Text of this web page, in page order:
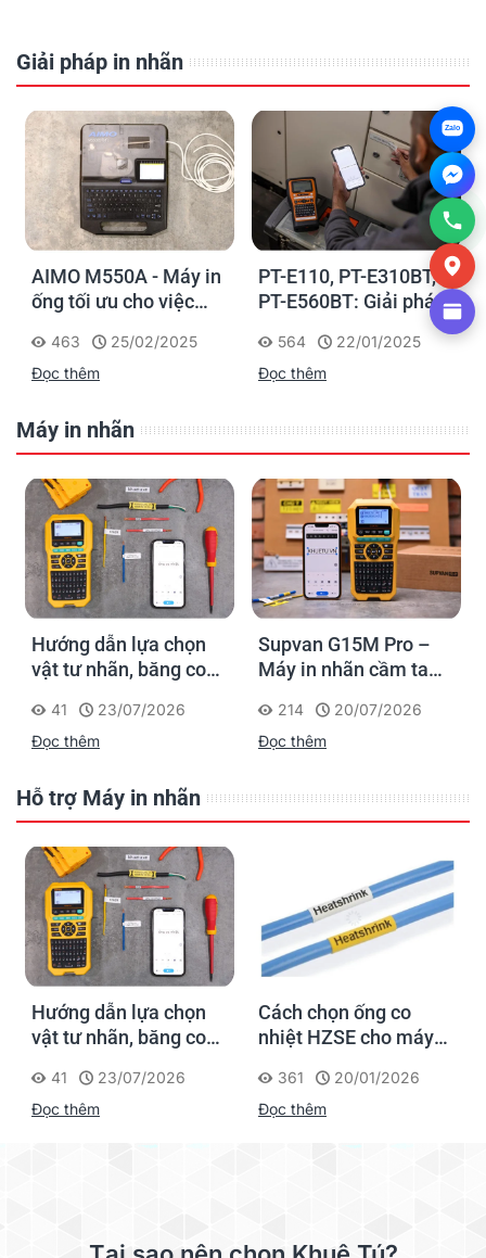
Giải pháp in nhãn
AIMO M550A - Máy in
ống tối ưu cho việc
nhận diện cáp điện,
cáp mạng
463
25/02/2025
Đọc thêm
PT-E110, PT-E310BT,
PT-E560BT: Giải pháp
in nhãn cầm tay công
nghiệp của Brother
564
22/01/2025
Đọc thêm
Máy in nhãn
Hướng dẫn lựa chọn
vật tư nhãn, băng co
Supvan G15M Pro
41
23/07/2026
Đọc thêm
Supvan G15M Pro –
Máy in nhãn cầm tay
dấu một lần, tra cứu
trọn đời công trình
214
20/07/2026
Đọc thêm
Hỗ trợ Máy in nhãn
Hướng dẫn lựa chọn
vật tư nhãn, băng co
Supvan G15M Pro
41
23/07/2026
Đọc thêm
Cách chọn ống co
nhiệt HZSE cho máy in
361
20/01/2026
Đọc thêm
Zalo